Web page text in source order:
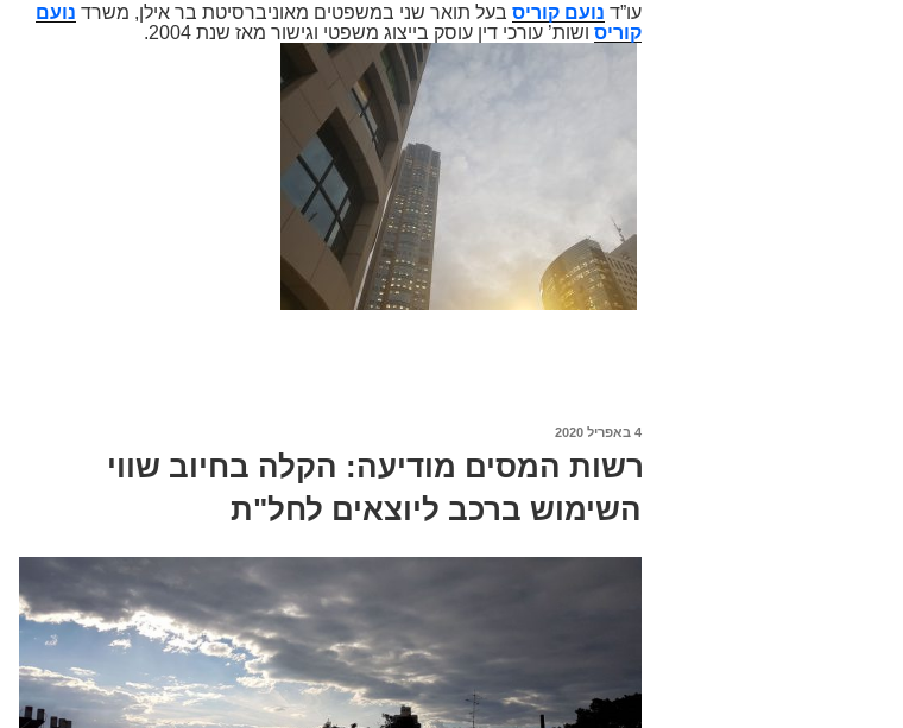
עו”ד נועם קוריס בעל תואר שני במשפטים מאוניברסיטת בר אילן, משרד נועם
קוריס ושות’ עורכי דין עוסק בייצוג משפטי וגישור מאז שנת 2004.
פורסם
4 באפריל 2020
רשות המסים מודיעה: הקלה בחיוב שווי
השימוש ברכב ליוצאים לחל"ת